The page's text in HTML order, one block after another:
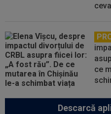
ce
Descarcă